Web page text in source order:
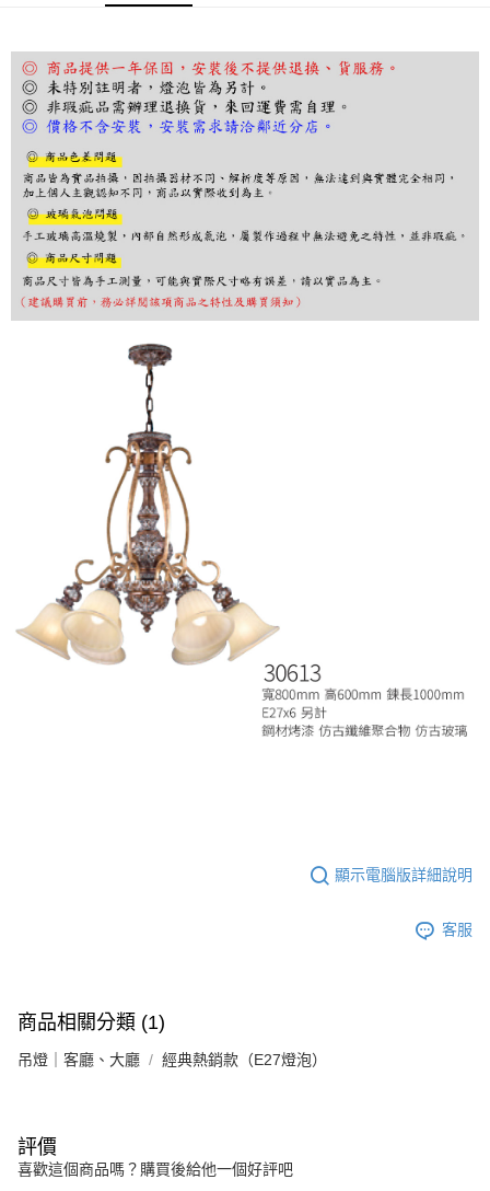
【「AFTEE先享後付」結帳流程】
１．於結帳方式選擇「AFTEE先享後付」後，將跳轉至「AFTEE先享後付」
結帳頁面，進行簡訊認證並確認金額後，即可完成結帳。
２．訂單成立數日內，您將收到繳費通知簡訊。
３．收到繳費通知簡訊後14天內，點擊此簡訊中的連結，可透過四大超商／
ATM／網路銀行／等多元方式進行付款，方視為交易完成。
※ 請注意：結帳手續完成當下不需立刻繳費，但若您需要取消訂單，請聯絡
購買商品的店家。未經商家同意取消之訂單仍視為有效，需透過AFTEE先享
後付繳納相關費用。
※ 交易是否成功請以「AFTEE先享後付 」之結帳頁面顯示為準，若有關於
是否繳費成功／繳費後需取消欲退款等相關疑問，請聯繫「AFTEE先享後付
客戶支援中心」
https://netprotections.freshdesk.com/support/home
１．透過由恩沛科技股份有限公司提供之「AFTEE先享後付」服務完成之交
易，需依本服務之必要範圍內提供個人資料，並將交易相關給付款項請求債
權轉讓予恩沛科技股份有限公司。
２．關於個人資料處理事宜，請瀏覽以下網址：
https://aftee.tw/terms/#terms3
３．未成年的使用者請事先徵得法定代理人或監護人之同意方可使用
「AFTEE先享後付」，若未經同意申辦者引起之損失，本公司不負相關責
４．使用「AFTEE先享後付」時，將依據個別帳號之用戶狀況，依本公司即
時審查核予不同之上限額度；若仍有額度不足之情形，本公司將視審查結果
請求用戶進行身份認證。
５．嚴禁一人註冊多個帳號或使用他人資訊註冊。若發現惡意使用之情形，
恩沛科技股份有限公司將有權停止該用戶之使用額度並採取法律行動。
每筆NT$180，滿NT$5,000(含以上)免運費
顯示電腦版詳細說明
客服
商品相關分類 (1)
吊燈｜客廳、大廳 經典熱銷款（E27燈泡）
評價
喜歡這個商品嗎？購買後給他一個好評吧